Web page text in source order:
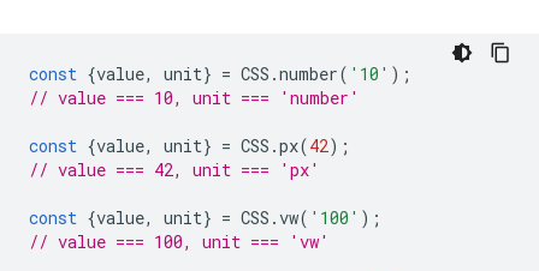
const {value, unit} = CSS .number( '10' );
// value === 10, unit === 'number'
const {value, unit} = CSS .px(42);
// value === 42, unit === 'px'
const {value, unit} = CSS .vw( '100' );
// value === 100, unit === 'vw'